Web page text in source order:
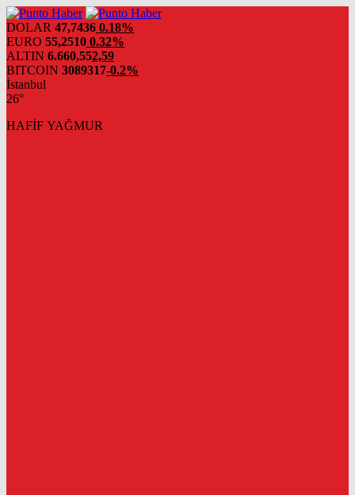
DOLAR 47,7436 0.18%
EURO 55,2510 0.32%
ALTIN 6.660,552,59
BITCOIN 3089317-0.2%
İstanbul
26°
HAFİF YAĞMUR